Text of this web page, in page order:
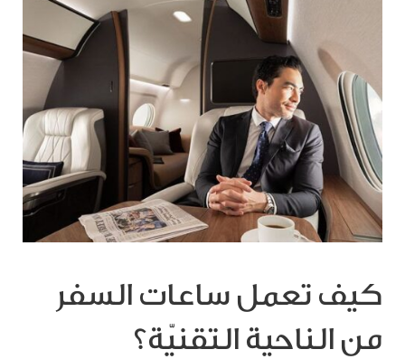
كيف تعمل ساعات السفر
من الناحية التقنيّة؟